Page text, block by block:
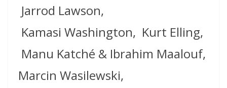
Jarrod Lawson,
Kamasi Washington, Kurt Elling,
Manu Katché & Ibrahim Maalouf,
Marcin Wasilewski,